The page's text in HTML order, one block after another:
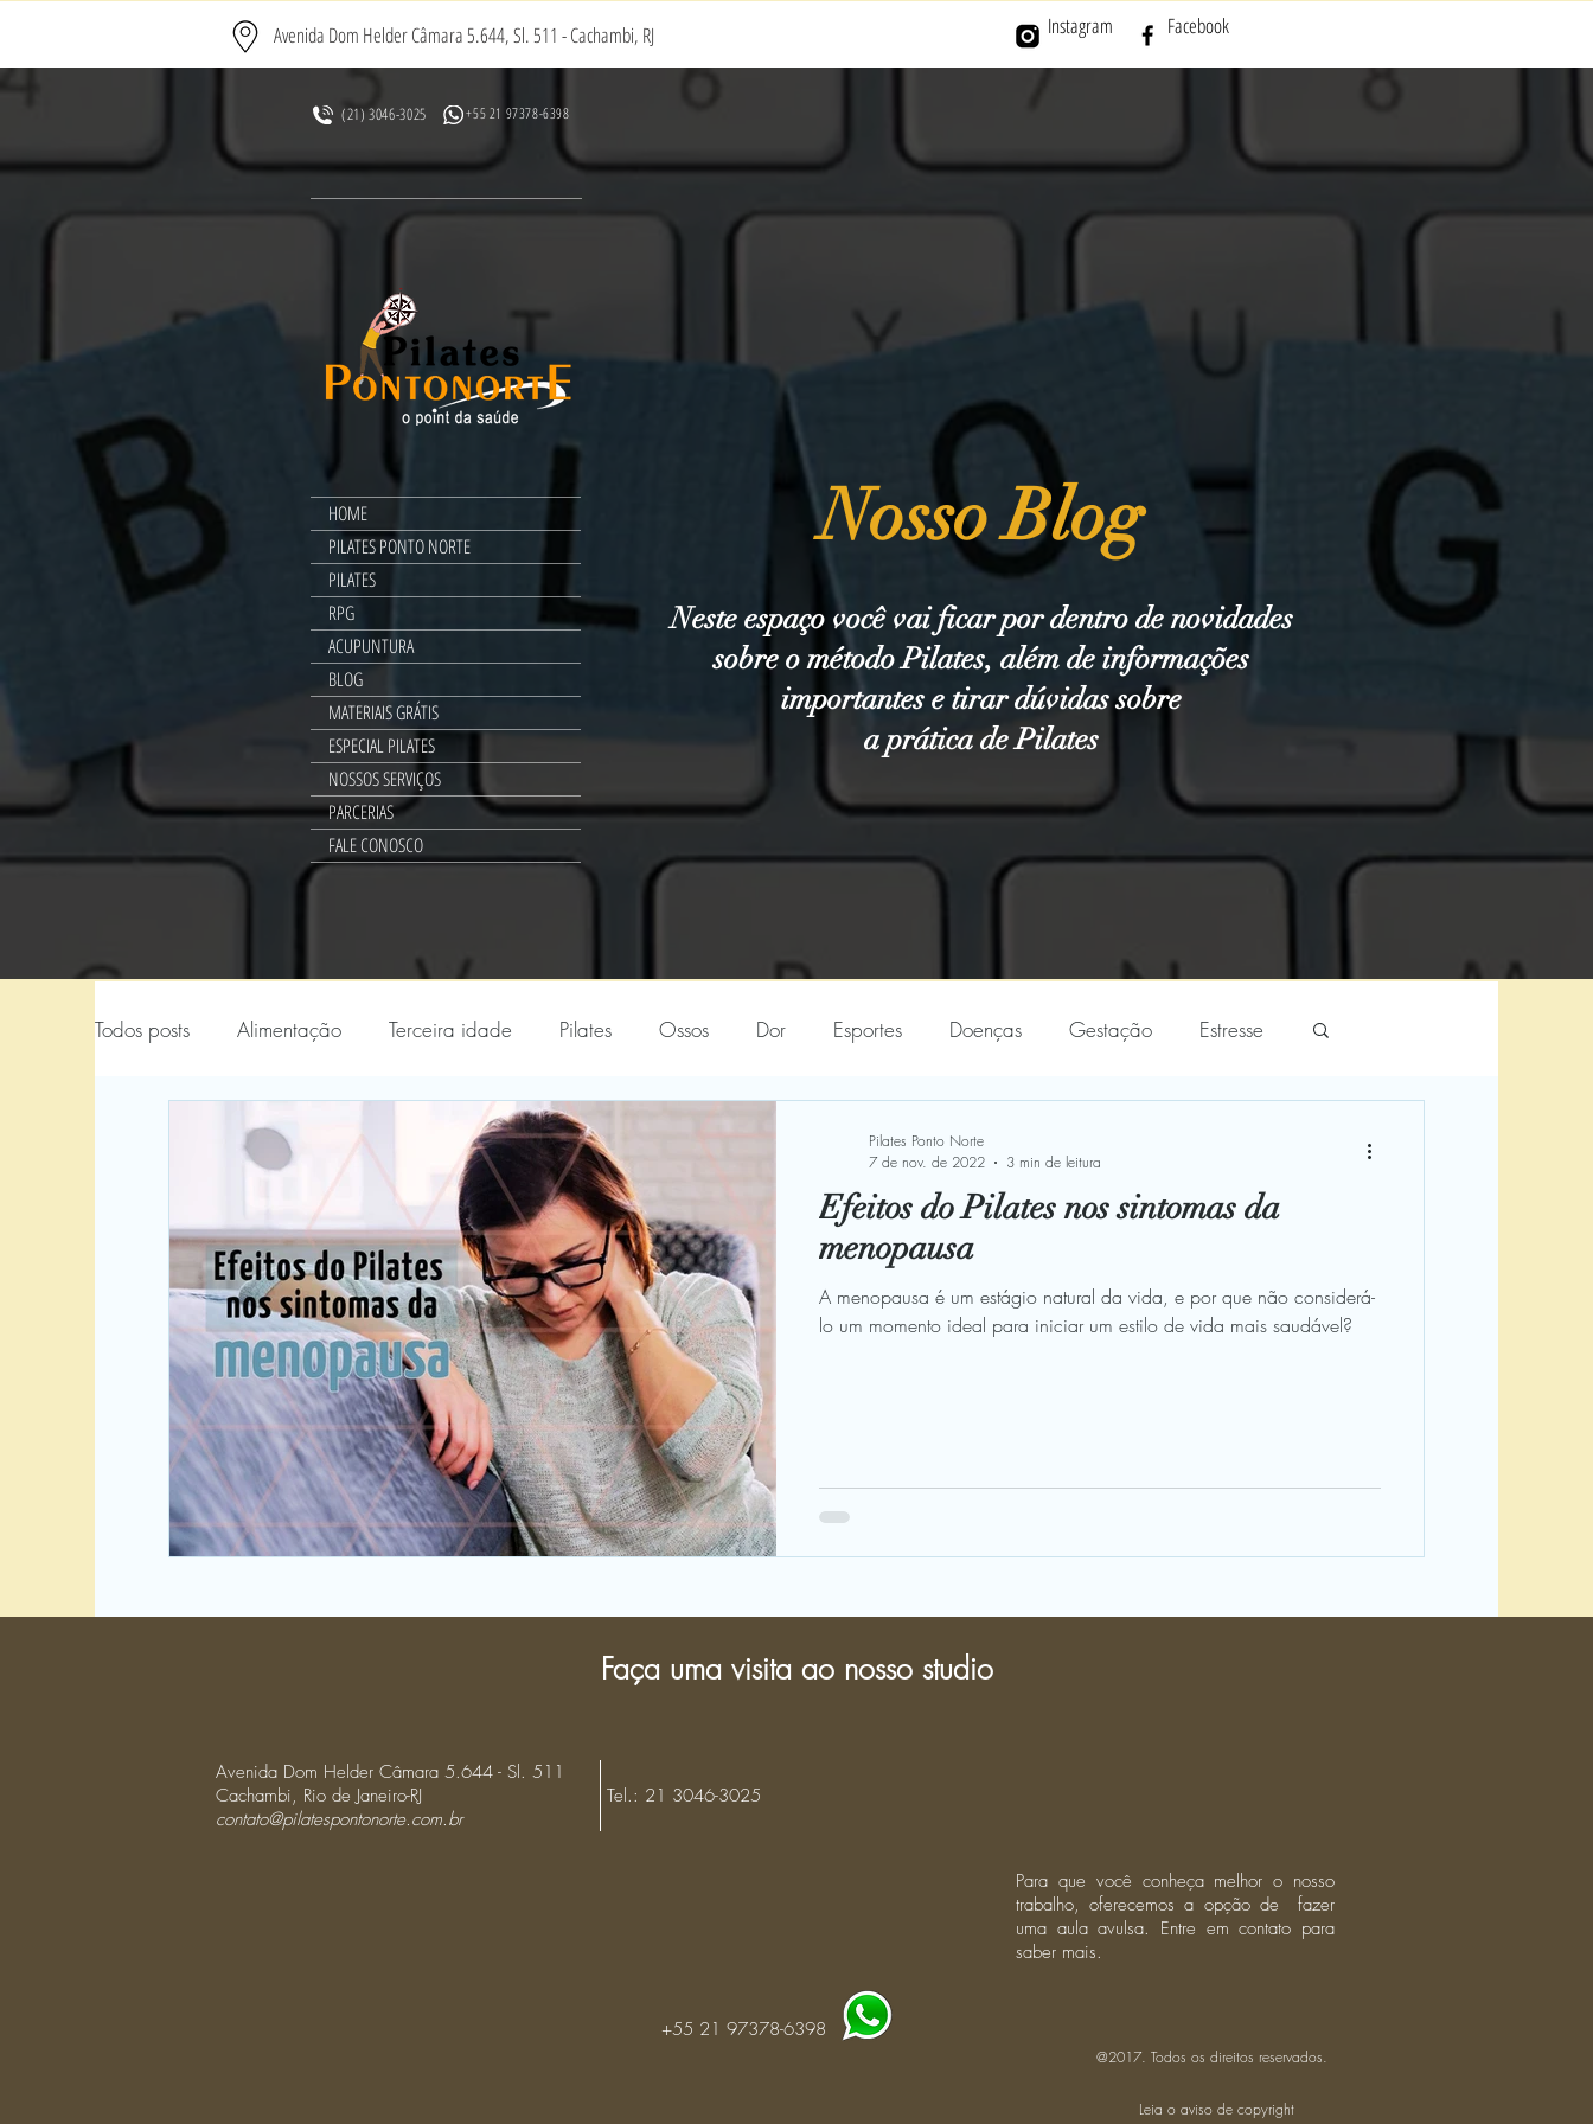
Avenida Dom Helder Câmara 5.644, Sl. 511 - Cachambi, RJ Instagram Facebook
Nosso Blog
Neste espaço você vai ficar por dentro de novidades
sobre o método Pilates, além de informações
importantes e tirar dúvidas sobre
a prática de Pilates
Todos posts Alimentação Terceira idade Pilates Ossos Dor Esportes Doenças Gestação Estresse
Bem-estar Homens e Pilates Benefícios
Mulher Menopausa Força Equilíbrio Instrutor Flexibilidade Alongamento
Exercícios Ansiedade Estresse
Efeitos do Pilates nos sintomas da
menopausa
A menopausa é um estágio natural da vida, e por que não considerá-
lo um momento ideal para iniciar um estilo de vida mais saudável?
Pilates Ponto Norte
7 de nov. de 2022
3 min de leitura
HOME
PILATES PONTO NORTE
PILATES
RPG
ACUPUNTURA
BLOG
MATERIAIS GRÁTIS
ESPECIAL PILATES
NOSSOS SERVIÇOS
PARCERIAS
FALE CONOSCO
(21) 3046-3025 +55 21 97378-6398
Faça uma visita ao nosso studio
Avenida Dom Helder Câmara 5.644 - Sl. 511
Cachambi, Rio de Janeiro-RJ
contato@pilatespontonorte.com.br
Tel.: 21 3046-3025
Para que você conheça melhor o nosso
trabalho, oferecemos a opção de fazer
uma aula avulsa. Entre em contato para
saber mais.
+55 21 97378-6398
@2017. Todos os direitos reservados.
Leia o aviso de copyright